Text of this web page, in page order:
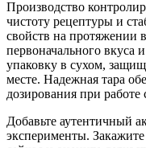
Производство
чистоту рецептуры и
свойств на протяжении
первоначального вкуса
упаковку в сухом,
месте. Надежная тара
дозирования при
Добавьте аутентичный
эксперименты.